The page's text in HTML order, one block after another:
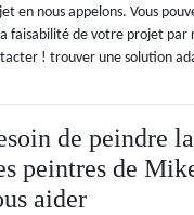
en nous appelons. Vous
faisabilité de votre projet par
! trouver une solution
de peindre
peintres de
aider